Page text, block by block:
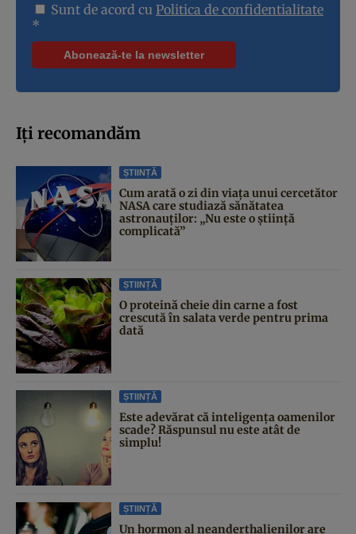
Sunt de acord cu Politica de confidentialitate
*
Iți recomandăm
ȘTIINȚĂ
Cum arată o zi din viața unui cercetător
NASA care studiază sănătatea
astronauților: „Nu este o știință
complicată”
ȘTIINȚĂ
O proteină cheie din carne a fost
crescută în salata verde pentru prima
dată
ȘTIINȚĂ
Este adevărat că inteligența oamenilor
scade? Răspunsul nu este atât de
simplu!
ȘTIINȚĂ
Un hormon al neanderthalienilor are